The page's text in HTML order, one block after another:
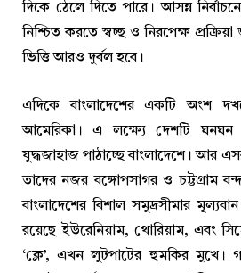
দিকে ঠেলে দিতে পারে। আসন্ন
নিশ্চিত করতে স্বচ্ছ ও নিরপেক্ষ
ভিত্তি আরও দুর্বল হবে।
এদিকে বাংলাদেশের একটি অংশ
আমেরিকা। এ লক্ষ্যে দেশটি ঘনঘন
যুদ্ধজাহাজ পাঠাচ্ছে বাংলাদেশে। আর
তাদের নজর বঙ্গোপসাগর ও চট্টগ্রাম
বাংলাদেশের বিশাল সমুদ্রসীমার
রয়েছে ইউরেনিয়াম, থোরিয়াম, এবং
‘ক্লে’, এখন লুটপাটের হুমকির